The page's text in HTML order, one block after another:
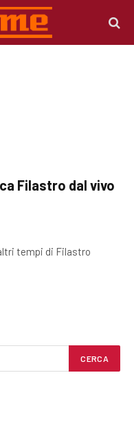
Filastro dal vivo
tempi di Filastro